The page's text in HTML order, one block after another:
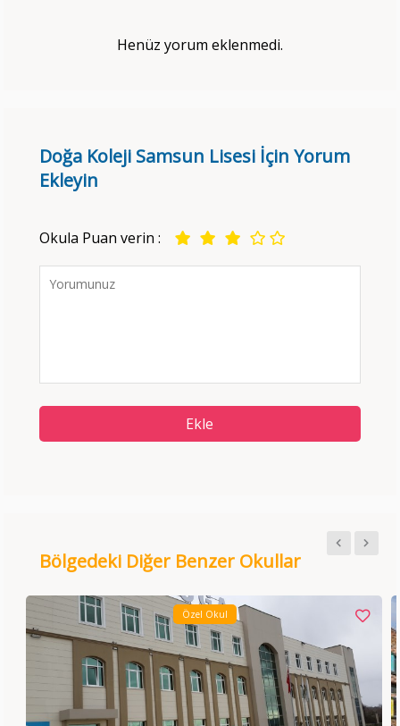
Henüz yorum eklenmedi.
Doğa Koleji Samsun Lisesi İçin Yorum
Ekleyin
Okula Puan verin :
Ekle
Bölgedeki Diğer Benzer Okullar
Özel Okul